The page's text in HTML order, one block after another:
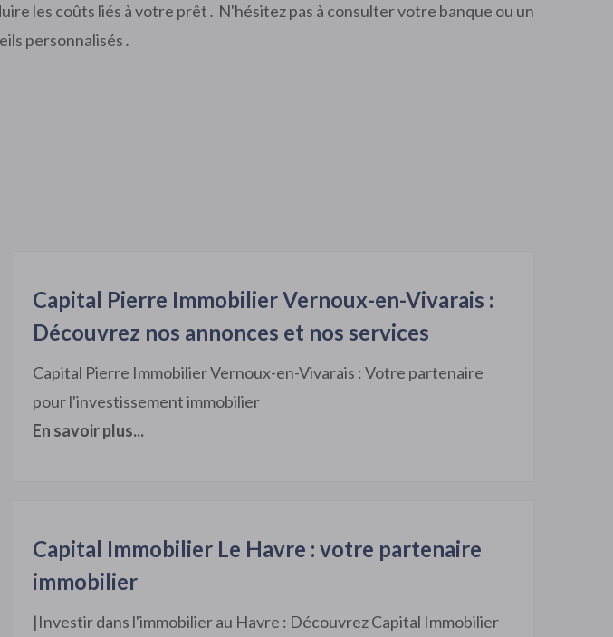
les coûts liés à votre prêt․ N'hésitez pas à consulter votre banque ou un
personnalisés․
Capital Pierre Immobilier Vernoux-en-Vivarais :
Découvrez nos annonces et nos services
Capital Pierre Immobilier Vernoux-en-Vivarais : Votre partenaire
pour l'investissement immobilier
En savoir plus...
Capital Immobilier Le Havre : votre partenaire
immobilier
|Investir dans l'immobilier au Havre : Découvrez Capital Immobilier